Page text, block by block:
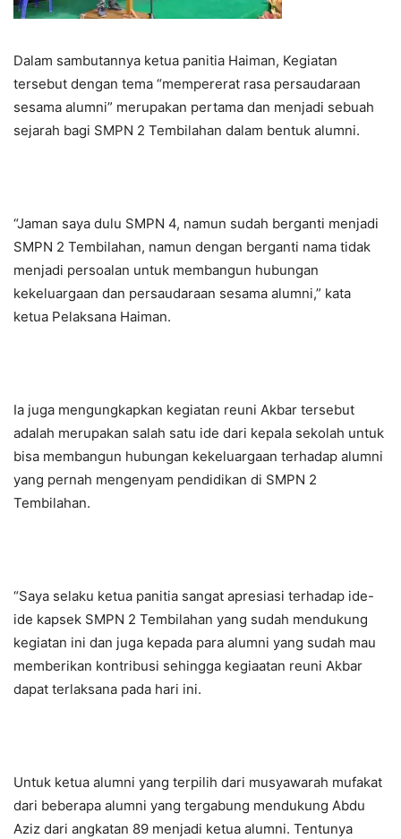
Dalam sambutannya ketua panitia Haiman, Kegiatan
tersebut dengan tema “mempererat rasa persaudaraan
sesama alumni” merupakan pertama dan menjadi sebuah
sejarah bagi SMPN 2 Tembilahan dalam bentuk alumni.
“Jaman saya dulu SMPN 4, namun sudah berganti menjadi
SMPN 2 Tembilahan, namun dengan berganti nama tidak
menjadi persoalan untuk membangun hubungan
kekeluargaan dan persaudaraan sesama alumni,” kata
ketua Pelaksana Haiman.
Ia juga mengungkapkan kegiatan reuni Akbar tersebut
adalah merupakan salah satu ide dari kepala sekolah untuk
bisa membangun hubungan kekeluargaan terhadap alumni
yang pernah mengenyam pendidikan di SMPN 2
Tembilahan.
“Saya selaku ketua panitia sangat apresiasi terhadap ide-
ide kapsek SMPN 2 Tembilahan yang sudah mendukung
kegiatan ini dan juga kepada para alumni yang sudah mau
memberikan kontribusi sehingga kegiaatan reuni Akbar
dapat terlaksana pada hari ini.
Untuk ketua alumni yang terpilih dari musyawarah mufakat
dari beberapa alumni yang tergabung mendukung Abdu
Aziz dari angkatan 89 menjadi ketua alumni. Tentunya